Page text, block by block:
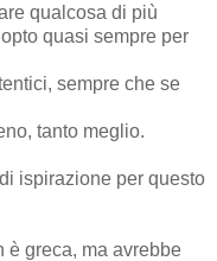
qualcosa di più
quasi sempre per
sempre che se
tanto meglio.
ispirazione per questo
è greca, ma avrebbe